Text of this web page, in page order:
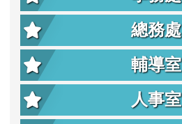
總務處
輔導室
人事室